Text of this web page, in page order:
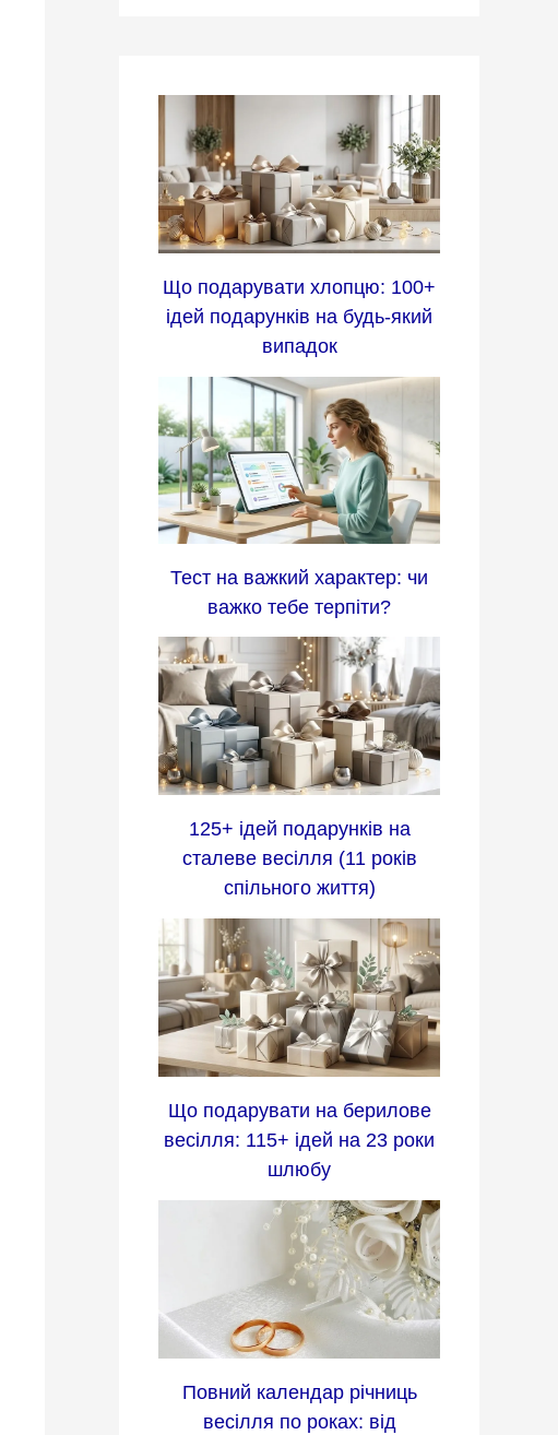
Що подарувати хлопцю: 100+
ідей подарунків на будь-який
випадок
Тест на важкий характер: чи
важко тебе терпіти?
125+ ідей подарунків на
сталеве весілля (11 років
спільного життя)
Що подарувати на берилове
весілля: 115+ ідей на 23 роки
шлюбу
Повний календар річниць
весілля по роках: від